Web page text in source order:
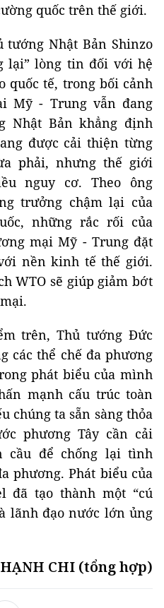
quốc trên thế giới.
tướng Nhật Bản Shinzo
lại” lòng tin đối với hệ
quốc tế, trong bối cảnh
Mỹ - Trung vẫn đang
Nhật Bản khẳng định
được cải thiện từng
phải, nhưng thế giới
nguy cơ. Theo ông
trưởng chậm lại của
những rắc rối của
mại Mỹ - Trung đặt
nền kinh tế thế giới.
WTO sẽ giúp giảm bớt
trên, Thủ tướng Đức
các thể chế đa phương
phát biểu của mình
mạnh cấu trúc toàn
chúng ta sẵn sàng thỏa
phương Tây cần cải
cầu để chống lại tình
phương. Phát biểu của
đã tạo thành một “cú
lãnh đạo nước lớn ủng
HẠNH CHI (tổng hợp)